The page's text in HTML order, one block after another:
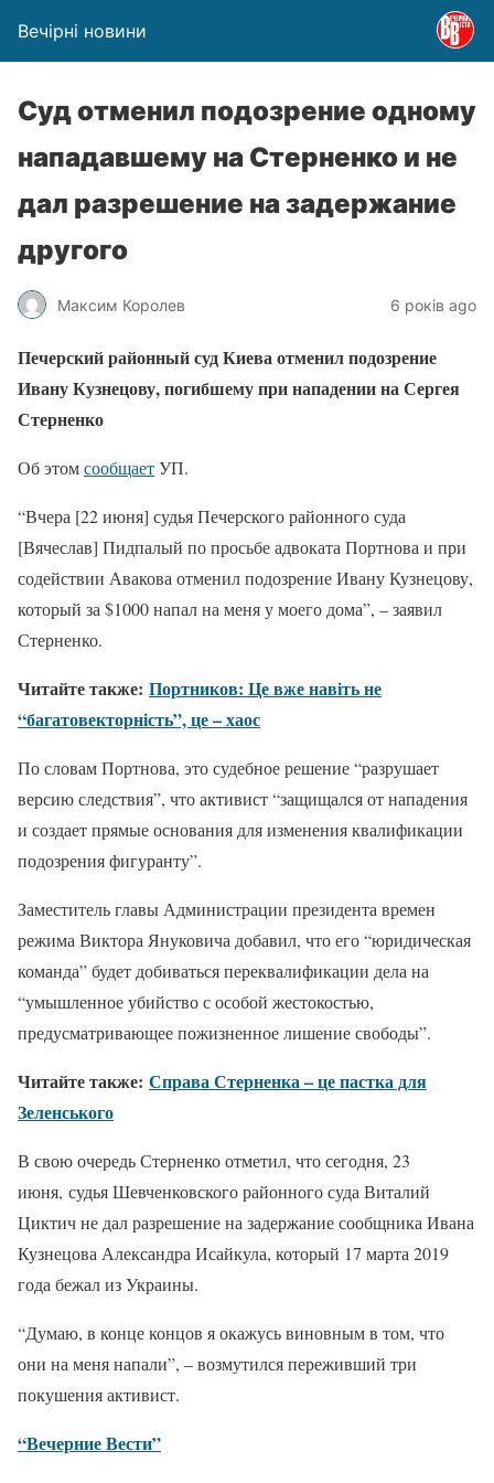
Вечірні новини
Суд отменил подозрение одному
нападавшему на Стерненко и не
дал разрешение на задержание
другого
Максим Королев 6 років ago
Печерский районный суд Киева отменил подозрение
Ивану Кузнецову, погибшему при нападении на Сергея
Стерненко
Об этомсообщаетУП.
“Вчера [22 июня] судья Печерского районного суда
[Вячеслав] Пидпалый по просьбе адвоката Портнова и при
содействии Авакова отменил подозрение Ивану Кузнецову,
который за $1000 напал на меня у моего дома”, – заявил
Стерненко.
Читайте также: Портников: Це вже навіть не
“багатовекторність”, це – хаос
По словам Портнова, это судебное решение “разрушает
версию следствия”, что активист “защищался от нападения
и создает прямые основания для изменения квалификации
подозрения фигуранту”.
Заместитель главы Администрации президента времен
режима Виктора Януковича добавил, что его “юридическая
команда” будет добиваться переквалификации дела на
“умышленное убийство с особой жестокостью,
предусматривающее пожизненное лишение свободы”.
Читайте также: Справа Стерненка – це пастка для
Зеленського
В свою очередь Стерненко отметил, что сегодня, 23
июня, судья Шевченковского районного суда Виталий
Циктич не дал разрешение на задержание сообщника Ивана
Кузнецова Александра Исайкула, который 17 марта 2019
года бежал из Украины.
“Думаю, в конце концов я окажусь виновным в том, что
они на меня напали”, – возмутился переживший три
покушения активист.
“Вечерние Вести”